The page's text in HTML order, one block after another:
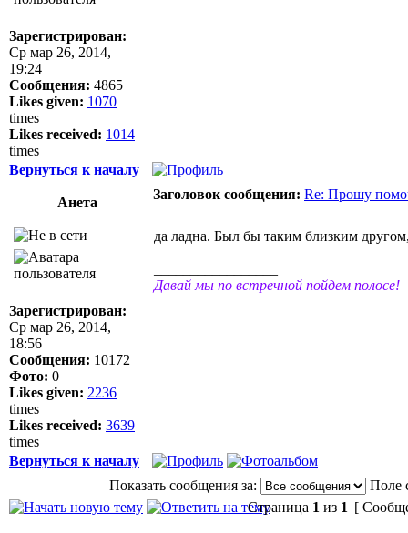
Зарегистрирован:
Ср мар 26, 2014,
19:24
Сообщения: 4865
Likes given: 1070
times
Likes received: 1014
times
Вернуться к началу
Анета
Заголовок сообщения: Re: Прошу
Зарегистрирован:
Ср мар 26, 2014,
18:56
Сообщения: 10172
Фото: 0
Likes given: 2236
times
Likes received: 3639
times
да ладна. Был бы таким близким
Давай мы по встречной пойдем полосе!
Вернуться к началу
Показать сообщения за:
Поле
Страница 1 из 1 [